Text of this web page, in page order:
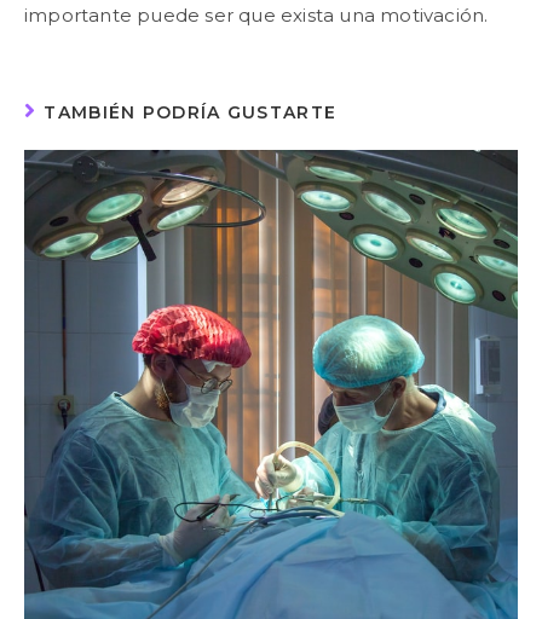
importante puede ser que exista una motivación.
TAMBIÉN PODRÍA GUSTARTE